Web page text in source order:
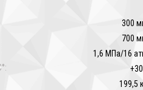
300
700
1,6 МПа/16
199,5